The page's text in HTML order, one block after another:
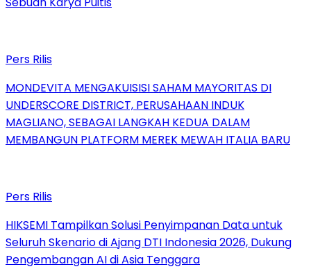
Pers Rilis
MONDEVITA MENGAKUISISI SAHAM MAYORITAS DI
UNDERSCORE DISTRICT, PERUSAHAAN INDUK
MAGLIANO, SEBAGAI LANGKAH KEDUA DALAM
MEMBANGUN PLATFORM MEREK MEWAH ITALIA BARU
Pers Rilis
HIKSEMI Tampilkan Solusi Penyimpanan Data untuk
Seluruh Skenario di Ajang DTI Indonesia 2026, Dukung
Pengembangan AI di Asia Tenggara